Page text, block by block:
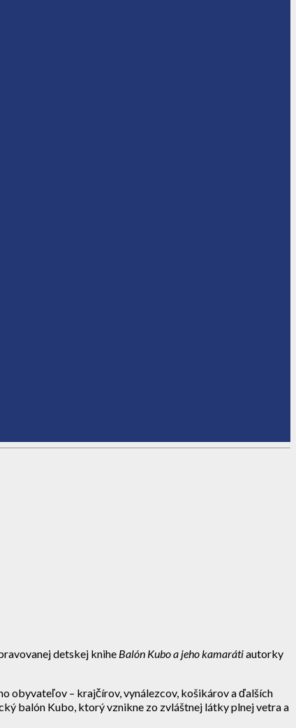
detskej knihe Balón Kubo a jeho kamarátiautorky
obyvateľov – krajčírov, vynálezcov, košikárov a ďalších
balón Kubo, ktorý vznikne zo zvláštnej látky plnej vetra a